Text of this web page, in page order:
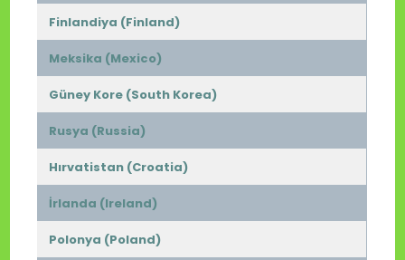
Finlandiya (Finland)
Meksika (Mexico)
Güney Kore (South Korea)
Rusya (Russia)
Hırvatistan (Croatia)
İrlanda (Ireland)
Polonya (Poland)